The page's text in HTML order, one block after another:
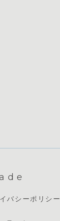
バシーポリシー